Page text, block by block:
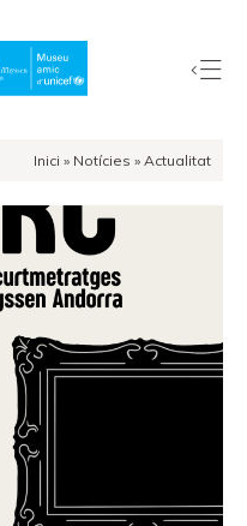
Inici » Notícies » Actualitat